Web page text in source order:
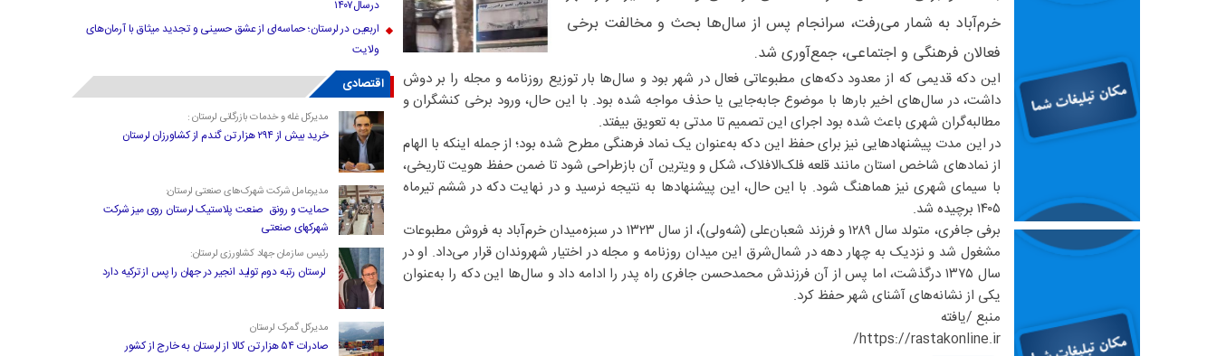
خرم‌آباد به شمار می‌رفت، سرانجام پس از سال‌ها بحث و مخالفت برخی
فعالان فرهنگی و اجتماعی، جمع‌آوری شد.
این دکه قدیمی که از معدود دکه‌های مطبوعاتی فعال در شهر بود و سال‌ها بار توزیع روزنامه و مجله را بر دوش
داشت، در سال‌های اخیر بارها با موضوع جابه‌جایی یا حذف مواجه شده بود. با این حال، ورود برخی کنشگران و
مطالبه‌گران شهری باعث شده بود اجرای این تصمیم تا مدتی به تعویق بیفتد.
در این مدت پیشنهادهایی نیز برای حفظ این دکه به‌عنوان یک نماد فرهنگی مطرح شده بود؛ از جمله اینکه با الهام
از نمادهای شاخص استان مانند قلعه فلک‌الافلاک، شکل و ویترین آن بازطراحی شود تا ضمن حفظ هویت تاریخی،
با سیمای شهری نیز هماهنگ شود. با این حال، این پیشنهادها به نتیجه نرسید و در نهایت دکه در ششم تیرماه
۱۴۰۵ برچیده شد.
برفی جافری، متولد سال ۱۲۸۹ و فرزند شعبان‌علی (شه‌ولی)، از سال ۱۳۲۳ در سبزه‌میدان خرم‌آباد به فروش مطبوعات
مشغول شد و نزدیک به چهار دهه در شمال‌شرق این میدان روزنامه و مجله در اختیار شهروندان قرار می‌داد. او در
سال ۱۳۷۵ درگذشت، اما پس از آن فرزندش محمدحسن جافری راه پدر را ادامه داد و سال‌ها این دکه را به‌عنوان
یکی از نشانه‌های آشنای شهر حفظ کرد.
منبع /یافته
https://rastakonline.ir/
درسال۱۴۰۷
اربعین در لرستان؛ حماسه‌ای از عشق حسینی و تجدید میثاق با آرمان‌های
ولایت
اقتصادی
مدیرکل غله و خدمات بازرگانی لرستان :
خرید بیش از ۲۹۴ هزار تن گندم از کشاورزان لرستان
مدیرعامل شرکت شهرک‌های صنعتی لرستان:
حمایت و رونق صنعت پلاستیک لرستان روی میز شرکت
شهرکهای صنعتی
رئیس سازمان جهاد کشاورزی لرستان:
لرستان رتبه دوم تولید انجیر در جهان را پس از ترکیه دارد
مدیرکل گمرک لرستان
صادرات ۵۴ هزار تن کالا از لرستان به خارج از کشور